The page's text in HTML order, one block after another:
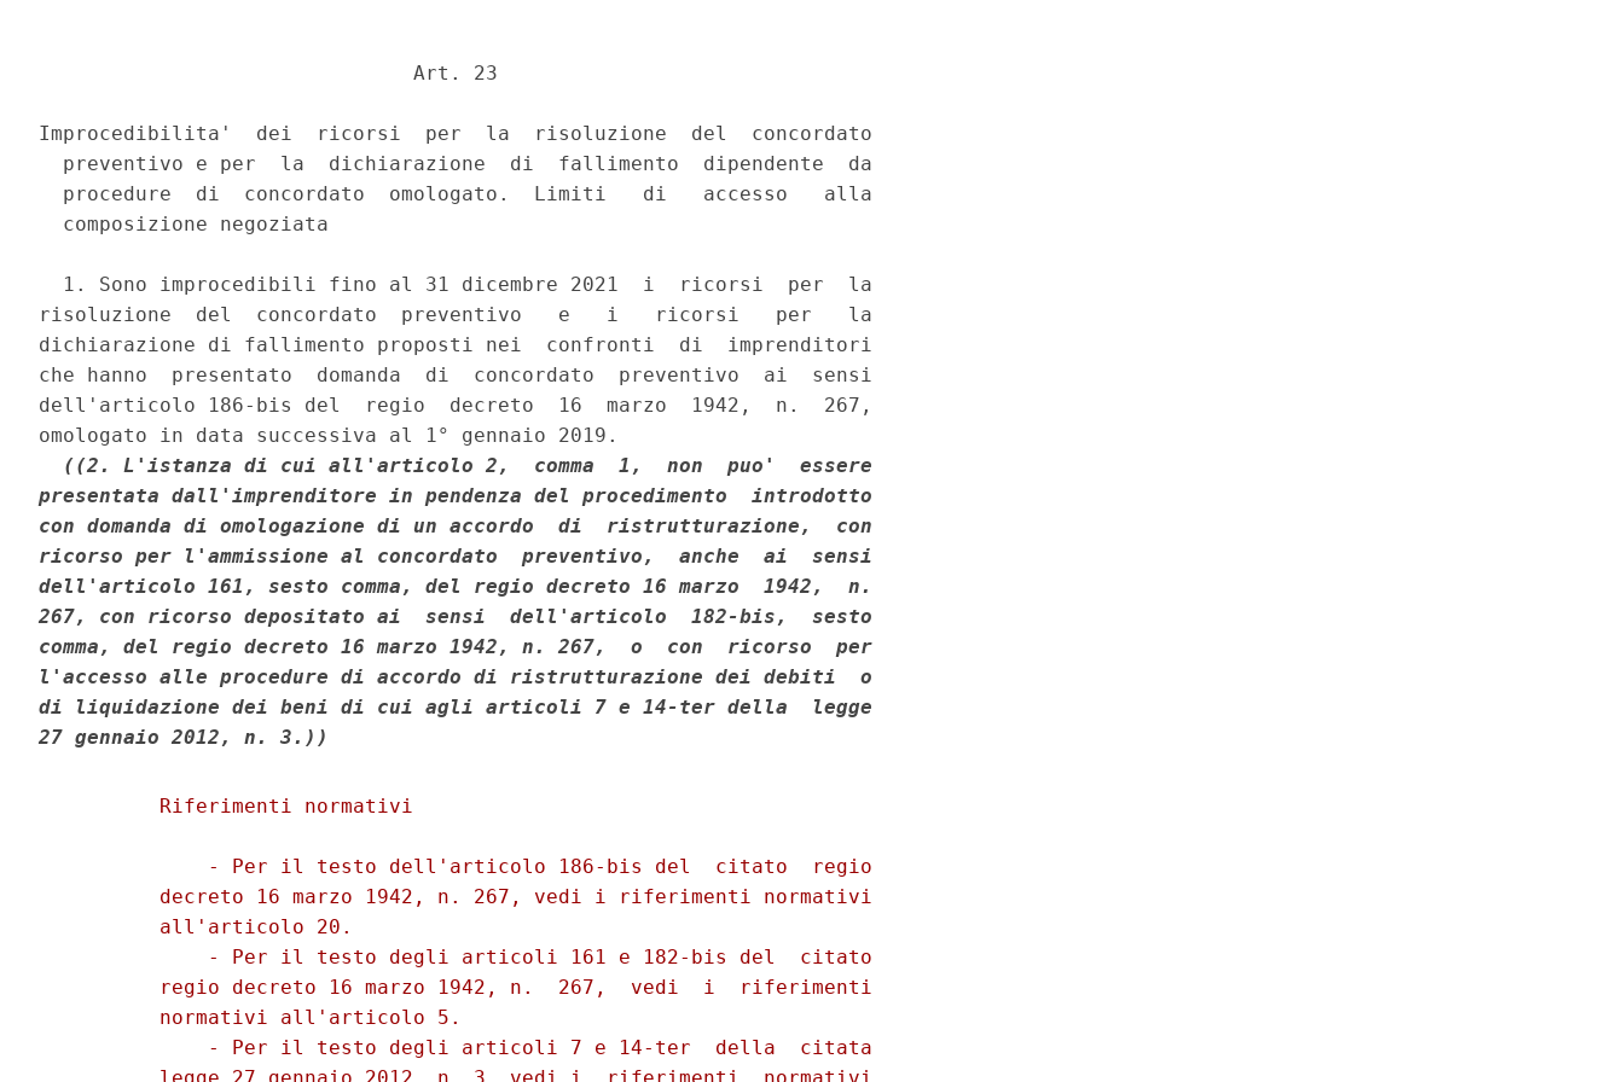
                               Art. 23
Improcedibilita'  dei  ricorsi  per  la  risoluzione  del  concordato
  preventivo e per  la  dichiarazione  di  fallimento  dipendente  da
  procedure  di  concordato  omologato.  Limiti   di   accesso   alla
  composizione negoziata
  1. Sono improcedibili fino al 31 dicembre 2021  i  ricorsi  per  la
risoluzione  del  concordato  preventivo   e   i   ricorsi   per   la
dichiarazione di fallimento proposti nei  confronti  di  imprenditori
che hanno  presentato  domanda  di  concordato  preventivo  ai  sensi
dell'articolo 186-bis del  regio  decreto  16  marzo  1942,  n.  267,
omologato in data successiva al 1° gennaio 2019.
((2. L'istanza di cui all'articolo 2,  comma  1,  non  puo'  essere
presentata dall'imprenditore in pendenza del procedimento  introdotto
con domanda di omologazione di un accordo  di  ristrutturazione,  con
ricorso per l'ammissione al concordato  preventivo,  anche  ai  sensi
dell'articolo 161, sesto comma, del regio decreto 16 marzo  1942,  n.
267, con ricorso depositato ai  sensi  dell'articolo  182-bis,  sesto
comma, del regio decreto 16 marzo 1942, n. 267,  o  con  ricorso  per
l'accesso alle procedure di accordo di ristrutturazione dei debiti  o
di liquidazione dei beni di cui agli articoli 7 e 14-ter della  legge
27 gennaio 2012, n. 3.))
          Riferimenti normativi
              - Per il testo dell'articolo 186-bis del  citato  regio
          decreto 16 marzo 1942, n. 267, vedi i riferimenti normativi
          all'articolo 20.
              - Per il testo degli articoli 161 e 182-bis del  citato
          regio decreto 16 marzo 1942, n.  267,  vedi  i  riferimenti
          normativi all'articolo 5.
              - Per il testo degli articoli 7 e 14-ter  della  citata